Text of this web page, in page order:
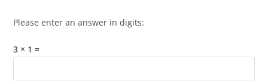
Please enter an answer in digits:
3 × 1 =